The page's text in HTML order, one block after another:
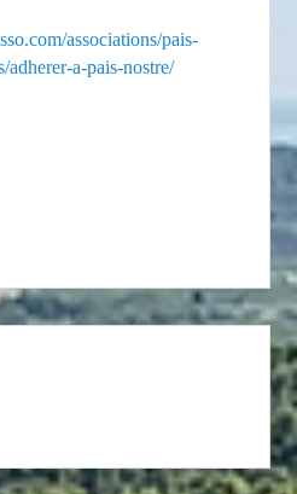
associations/pais-
adherer-a-pais-nostre/